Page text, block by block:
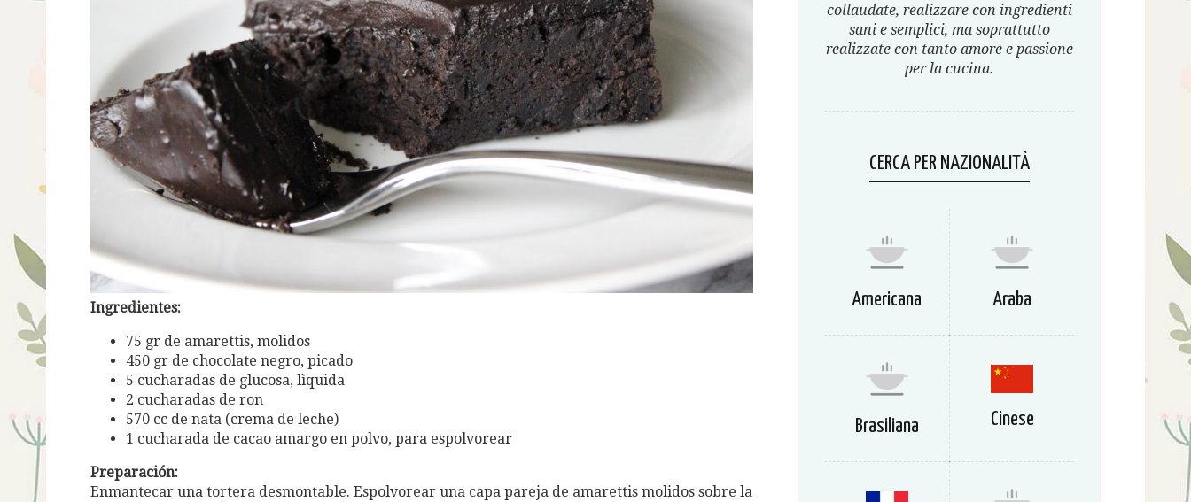
Ingredientes:
75 gr de amarettis, molidos
450 gr de chocolate negro, picado
5 cucharadas de glucosa, lìquida
2 cucharadas de ron
570 cc de nata (crema de leche)
1 cucharada de cacao amargo en polvo, para espolvorear
Preparación:
Enmantecar una tortera desmontable. Espolvorear una capa pareja de amarettis molidos sobre la
collaudate, realizzare con ingredienti
sani e semplici, ma soprattutto
realizzate con tanto amore e passione
per la cucina.
CERCA PER NAZIONALITÀ
Americana Araba
Brasiliana Cinese